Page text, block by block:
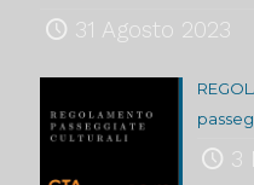
31 Agosto 2023
3